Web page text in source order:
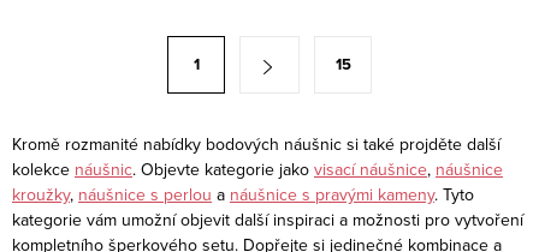
c
í
p
r
á
n
k
o
1 15
Kromě rozmanité nabídky bodových náušnic si také projděte další
kolekce náušnic. Objevte kategorie jako visací náušnice, náušnice
kroužky, náušnice s perlou a náušnice s pravými kameny. Tyto
kategorie vám umožní objevit další inspiraci a možnosti pro vytvoření
kompletního šperkového setu. Dopřejte si jedinečné kombinace a